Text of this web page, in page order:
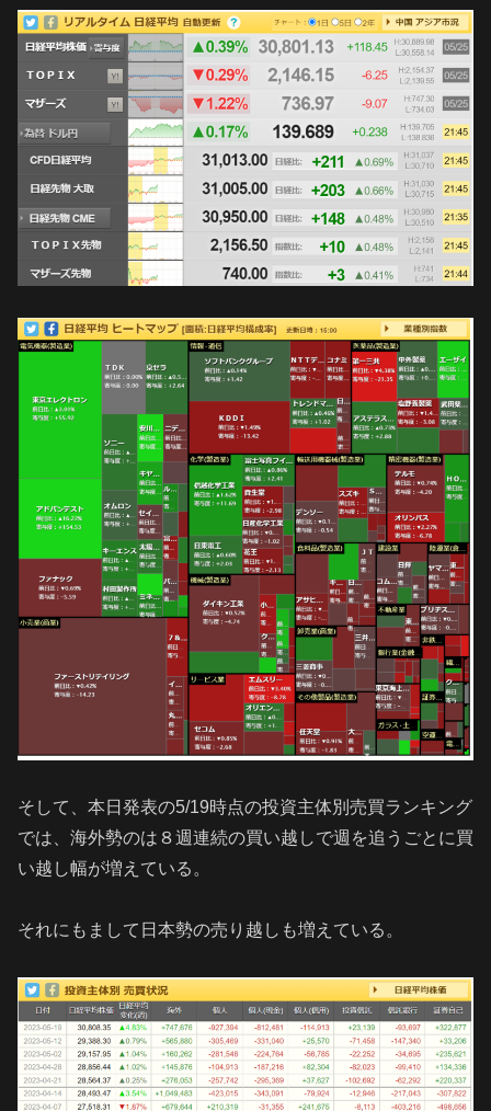
そして、本日発表の5/19時点の投資主体別売買ランキング
では、海外勢のは８週連続の買い越しで週を追うごとに買
い越し幅が増えている。
それにもまして日本勢の売り越しも増えている。